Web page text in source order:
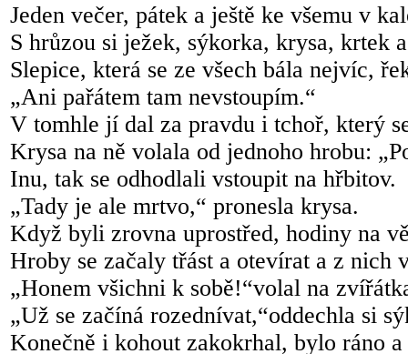
Jeden večer, pátek a ještě ke všemu v
S hrůzou si ježek, sýkorka, krysa, krtek
Slepice, která se ze všech bála nejvíc,
„Ani pařátem tam nevstoupím.“
V tomhle jí dal za pravdu i tchoř, který
Krysa na ně volala od jednoho hrobu:
Inu, tak se odhodlali vstoupit na hřbitov.
„Tady je ale mrtvo,“ pronesla krysa.
Když byli zrovna uprostřed, hodiny na
Hroby se začaly třást a otevírat a z
„Honem všichni k sobě!“volal na
„Už se začíná rozednívat,“oddechla si
Konečně i kohout zakokrhal, bylo ráno